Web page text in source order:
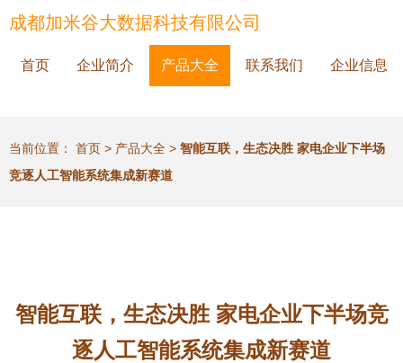
成都加米谷大数据科技有限公司
首页 企业简介 产品大全 联系我们 企业信息
当前位置： 首页 > 产品大全 > 智能互联，生态决胜 家电企业下半场
竞逐人工智能系统集成新赛道
智能互联，生态决胜 家电企业下半场竞
逐人工智能系统集成新赛道